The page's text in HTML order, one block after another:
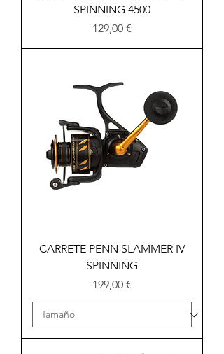
SPINNING 4500
Precio
129,00 €
CARRETE PENN SLAMMER IV
SPINNING
Precio
199,00 €